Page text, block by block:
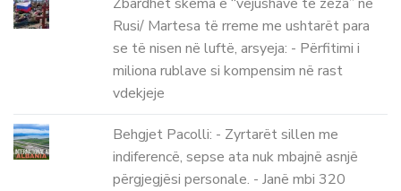
Rusi/ Martesa të rreme me ushtarët para
se të nisen në luftë, arsyeja: - Përfitimi i
miliona rublave si kompensim në rast
vdekjeje
Behgjet Pacolli: - Zyrtarët sillen me
indiferencë, sepse ata nuk mbajnë asnjë
përgjegjësi personale. - Janë mbi 320